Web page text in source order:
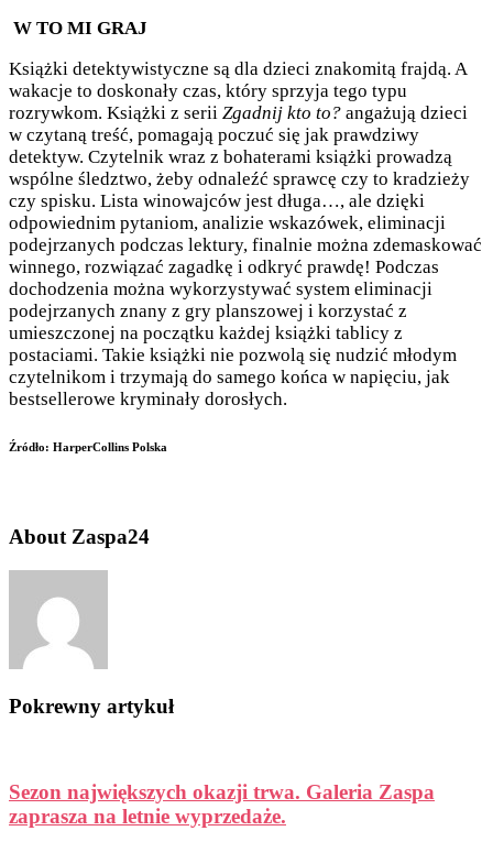
W TO MI GRAJ
Książki detektywistyczne są dla dzieci znakomitą frajdą. A
wakacje to doskonały czas, który sprzyja tego typu
rozrywkom. Książki z serii Zgadnij kto to? angażują dzieci
w czytaną treść, pomagają poczuć się jak prawdziwy
detektyw. Czytelnik wraz z bohaterami książki prowadzą
wspólne śledztwo, żeby odnaleźć sprawcę czy to kradzieży
czy spisku. Lista winowajców jest długa…, ale dzięki
odpowiednim pytaniom, analizie wskazówek, eliminacji
podejrzanych podczas lektury, finalnie można zdemaskować
winnego, rozwiązać zagadkę i odkryć prawdę! Podczas
dochodzenia można wykorzystywać system eliminacji
podejrzanych znany z gry planszowej i korzystać z
umieszczonej na początku każdej książki tablicy z
postaciami. Takie książki nie pozwolą się nudzić młodym
czytelnikom i trzymają do samego końca w napięciu, jak
bestsellerowe kryminały dorosłych.
Źródło: HarperCollins Polska
About Zaspa24
Pokrewny artykuł
Sezon największych okazji trwa. Galeria Zaspa
zaprasza na letnie wyprzedaże.